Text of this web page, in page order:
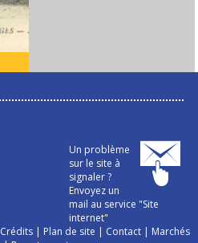
Un problème
sur le site à
signaler ?
Envoyez un
mail au service "Site
internet"
Crédits | Plan de site | Contact | Marchés